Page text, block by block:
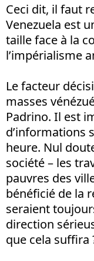
Ceci dit, il faut
Venezuela est
taille face à la
l’impérialisme
Le facteur
masses
Padrino. Il est
d’informations
heure. Nul
société – les
pauvres des
bénéficié de la
seraient
direction
que cela suffira